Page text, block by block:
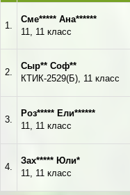
1.
Сме***** Ана******
11, 11 класс
2.
Сыр** Соф**
КТИК-2529(Б), 11 класс
3.
Роз***** Ели******
11, 11 класс
4.
Зах***** Юли*
11, 11 класс